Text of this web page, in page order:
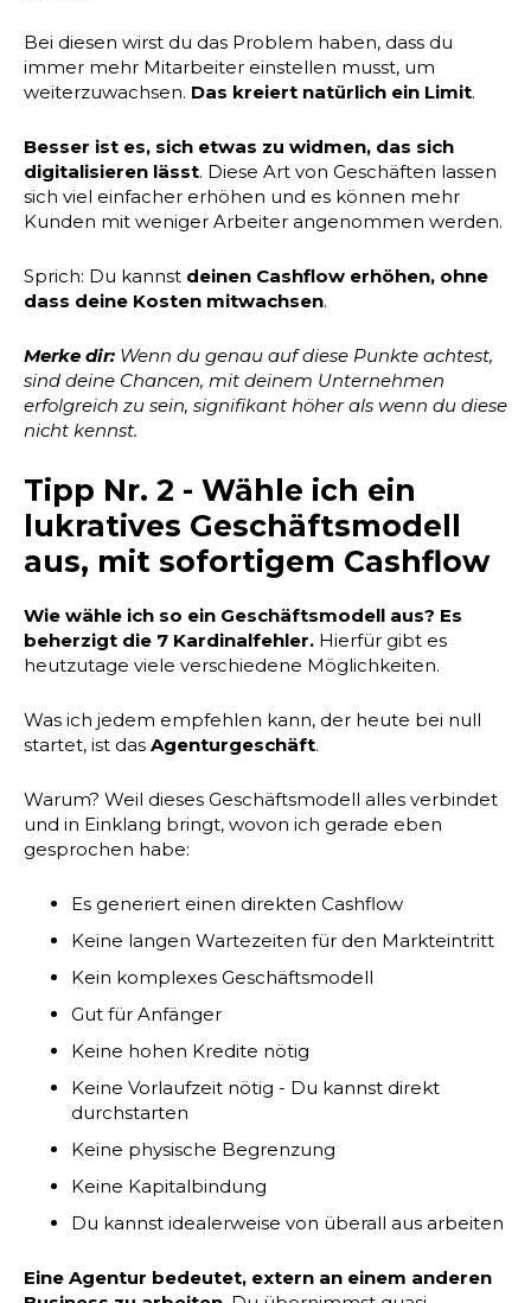
Bei diesen wirst du das Problem haben, dass du
immer mehr Mitarbeiter einstellen musst, um
weiterzuwachsen. Das kreiert natürlich ein Limit.
Besser ist es, sich etwas zu widmen, das sich
digitalisieren lässt. Diese Art von Geschäften lassen
sich viel einfacher erhöhen und es können mehr
Kunden mit weniger Arbeiter angenommen werden.
Sprich: Du kannst deinen Cashflow erhöhen, ohne
dass deine Kosten mitwachsen.
Merke dir: Wenn du genau auf diese Punkte achtest,
sind deine Chancen, mit deinem Unternehmen
erfolgreich zu sein, signifikant höher als wenn du diese
nicht kennst.
Tipp Nr. 2 - Wähle ich ein
lukratives Geschäftsmodell
aus, mit sofortigem Cashflow
Wie wähle ich so ein Geschäftsmodell aus? Es
beherzigt die 7 Kardinalfehler. Hierfür gibt es
heutzutage viele verschiedene Möglichkeiten.
Was ich jedem empfehlen kann, der heute bei null
startet, ist das Agenturgeschäft.
Warum? Weil dieses Geschäftsmodell alles verbindet
und in Einklang bringt, wovon ich gerade eben
gesprochen habe:
Es generiert einen direkten Cashflow
Keine langen Wartezeiten für den Markteintritt
Kein komplexes Geschäftsmodell
Gut für Anfänger
Keine hohen Kredite nötig
Keine Vorlaufzeit nötig - Du kannst direkt
durchstarten
Keine physische Begrenzung
Keine Kapitalbindung
Du kannst idealerweise von überall aus arbeiten
Eine Agentur bedeutet, extern an einem anderen